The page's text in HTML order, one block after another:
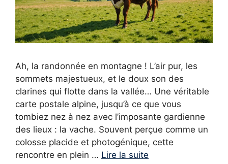
Ah, la randonnée en montagne ! L’air pur, les
sommets majestueux, et le doux son des
clarines qui flotte dans la vallée… Une véritable
carte postale alpine, jusqu’à ce que vous
tombiez nez à nez avec l’imposante gardienne
des lieux : la vache. Souvent perçue comme un
colosse placide et photogénique, cette
rencontre en plein … Lire la suite